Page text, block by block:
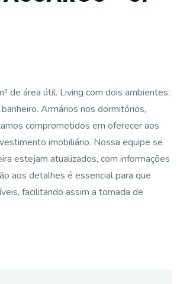
de área útil. Living com dois ambientes;
Armários nos dormitórios,
comprometidos em oferecer aos
imobiliário. Nossa equipe se
estejam atualizados, com informações
aos detalhes é essencial para que
facilitando assim a tomada de